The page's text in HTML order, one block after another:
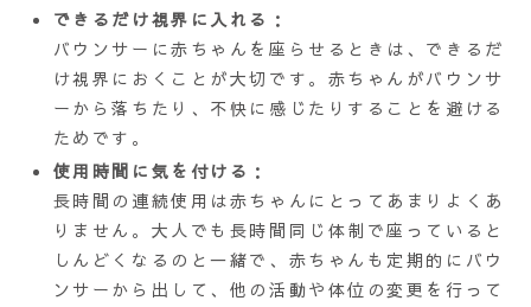
できるだけ視界に入れる ：
バウンサーに赤ちゃんを座らせるときは、できるだ
け視界におくことが大切です。赤ちゃんがバウンサ
ーから落ちたり、不快に感じたりすることを避ける
ためです。
使用時間に気を付ける ：
長時間の連続使用は赤ちゃんにとってあまりよくあ
りません。大人でも長時間同じ体制で座っていると
しんどくなるのと一緒で、赤ちゃんも定期的にバウ
ンサーから出して、他の活動や体位の変更を行って